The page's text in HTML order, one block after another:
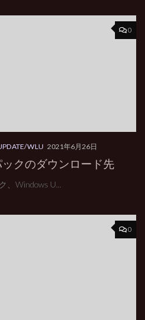
0
WLU 2021年6月26日
クのダウンロード先
、Windows U...
0